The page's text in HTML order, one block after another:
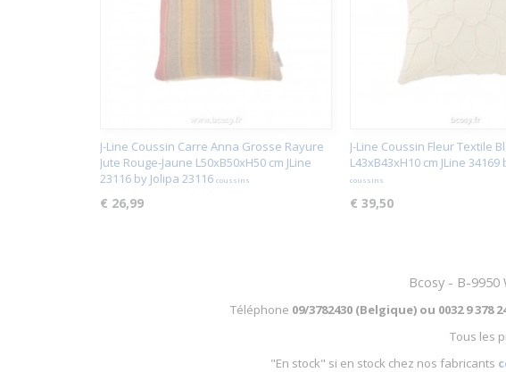
J-Line Coussin Carre Anna Grosse Rayure
Jute Rouge-Jaune L50xB50xH50 cm JLine
23116 by Jolipa 23116 coussins
€ 26,99
J-Line Coussin Fleur Textile
L43xB43xH10 cm JLine 34169
coussins
€ 39,50
Bcosy - B-
Téléphone 09/3782430 (Belgique) ou 0032 9 378
Tous les
"En stock" si en stock chez nos fabricants